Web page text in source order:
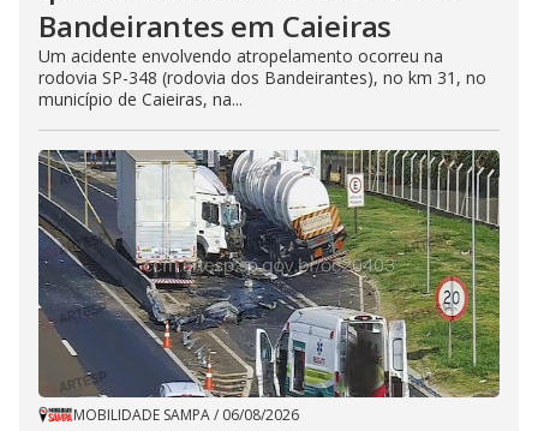
Bandeirantes em Caieiras
Um acidente envolvendo atropelamento ocorreu na
rodovia SP-348 (rodovia dos Bandeirantes), no km 31, no
município de Caieiras, na...
MOBILIDADE SAMPA/ 06/08/2026